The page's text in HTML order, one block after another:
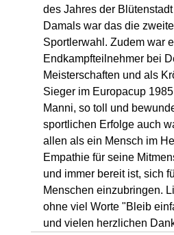
des Jahres der
Damals war das die
Sportlerwahl. Zudem war
Endkampfteilnehmer bei
Meisterschaften und als
Sieger im Europacup
Manni, so toll und
sportlichen Erfolge auch
allen als ein Mensch im
Empathie für seine
und immer bereit ist, sich
Menschen einzubringen.
ohne viel Worte "Bleib
und vielen herzlichen